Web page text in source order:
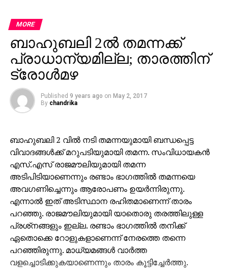
MORE
ബാഹുബലി 2ല്‍ തമന്നക്ക്
പ്രാധാന്യമില്ല; താരത്തിന്
ട്രോള്‍മഴ
Published 9 years ago on May 2, 2017
By chandrika
ബാഹുബലി 2 വില്‍ നടി തമന്നയുമായി ബന്ധപ്പെട്ട
വിവാദങ്ങള്‍ക്ക് മറുപടിയുമായി തമന്ന. സംവിധായകന്‍
എസ്.എസ് രാജമൗലിയുമായി തമന്ന
അടിപിടിയാണെന്നും രണ്ടാം ഭാഗത്തില്‍ തമന്നയെ
അവഗണിച്ചെന്നും ആരോപണം ഉയര്‍ന്നിരുന്നു.
എന്നാല്‍ ഇത് അടിസ്ഥാന രഹിതമാണെന്ന് താരം
പറഞ്ഞു. രാജമൗലിയുമായി യാതൊരു തരത്തിലുള്ള
പ്രശ്‌നങ്ങളും ഇല്ല. രണ്ടാം ഭാഗത്തില്‍ തനിക്ക്
ഏതൊക്കെ റോളുകളാണെന്ന് നേരത്തെ തന്നെ
പറഞ്ഞിരുന്നു. മാധ്യമങ്ങള്‍ വാര്‍ത്ത
വളച്ചൊടിക്കുകയാണെന്നും താരം കൂട്ടിച്ചേര്‍ത്തു.